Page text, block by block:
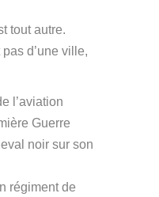
tout autre.
d’une ville,
l’aviation
Guerre
noir sur son
régiment de